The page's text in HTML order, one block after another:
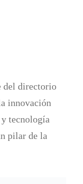
del directorio
innovación
tecnología
pilar de la